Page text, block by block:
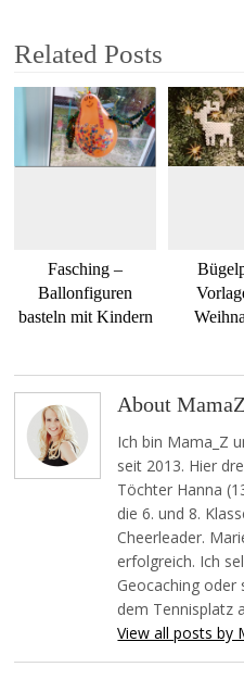
Related Posts
Fasching –
Ballonfiguren
basteln mit Kindern
About MamaZ
Ich bin Mama_Z
seit 2013. Hier
Töchter Hanna
die 6. und 8.
Cheerleader.
erfolgreich. Ich
Geocaching
dem Tennisplatz
View all posts by